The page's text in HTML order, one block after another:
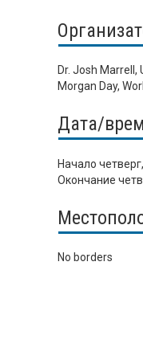
Dr. Josh
Morgan Day,
Дата/
Начало
Окончание
No borders